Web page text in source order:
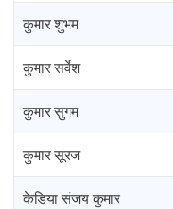
कुमार शुभम
कुमार सर्वेश
कुमार सुगम
कुमार सूरज
केडिया संजय कुमार